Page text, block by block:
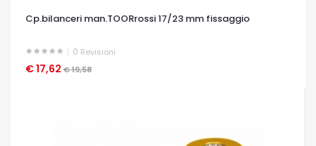
Cp.bilanceri man.TOORrossi 17/23 mm fissaggio
0 Revisioni
€ 17,62 € 19,58
OCCHIATA VELOCE